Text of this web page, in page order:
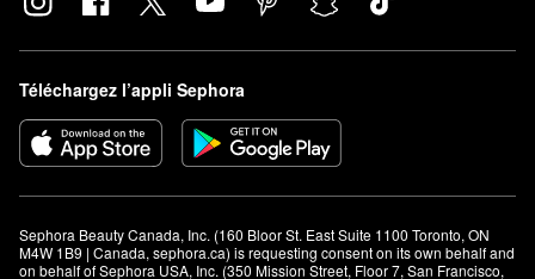
Téléchargez l’appli Sephora
Sephora Beauty Canada, Inc. (160 Bloor St. East Suite 1100 Toronto, ON
M4W 1B9 | Canada, sephora.ca) is requesting consent on its own behalf and
on behalf of Sephora USA, Inc. (350 Mission Street, Floor 7, San Francisco,